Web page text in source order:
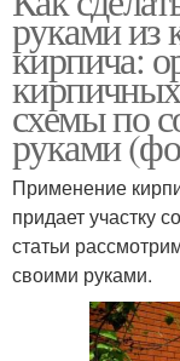
руками из
кирпича:
схемы по
руками
Применение
придает участку
статьи
своими руками.